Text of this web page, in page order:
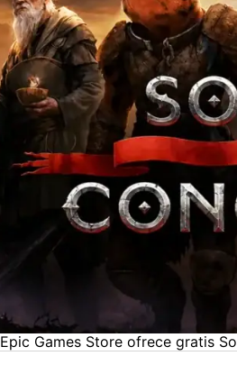
Epic Games Store ofrece gratis